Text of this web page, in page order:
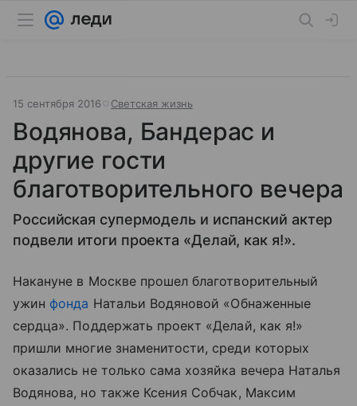
15 сентября 2016 Светская жизнь
Водянова, Бандерас и
другие гости
благотворительного вечера
Российская супермодель и испанский актер
подвели итоги проекта «Делай, как я!».
Накануне в Москве прошел благотворительный
ужин фонда Натальи Водяновой «Обнаженные
сердца». Поддержать проект «Делай, как я!»
пришли многие знаменитости, среди которых
оказались не только сама хозяйка вечера Наталья
Водянова, но также Ксения Собчак, Максим